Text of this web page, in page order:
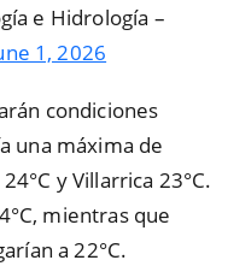
e Hidrología –
1, 2026
condiciones
una máxima de
y Villarrica 23°C.
mientras que
a 22°C.